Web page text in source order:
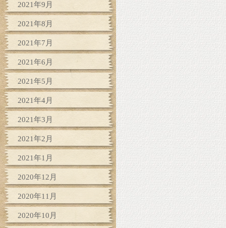
2021年9月
2021年8月
2021年7月
2021年6月
2021年5月
2021年4月
2021年3月
2021年2月
2021年1月
2020年12月
2020年11月
2020年10月